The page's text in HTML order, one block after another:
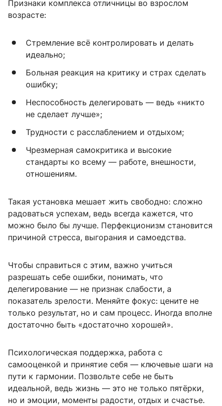
Признаки комплекса отличницы во взрослом
возрасте:
Стремление всё контролировать и делать
идеально;
Больная реакция на критику и страх сделать
ошибку;
Неспособность делегировать — ведь «никто
не сделает лучше»;
Трудности с расслаблением и отдыхом;
Чрезмерная самокритика и высокие
стандарты ко всему — работе, внешности,
отношениям.
Такая установка мешает жить свободно: сложно
радоваться успехам, ведь всегда кажется, что
можно было бы лучше. Перфекционизм становится
причиной стресса, выгорания и самоедства.
Чтобы справиться с этим, важно учиться
разрешать себе ошибки, понимать, что
делегирование — не признак слабости, а
показатель зрелости. Меняйте фокус: цените не
только результат, но и сам процесс. Иногда вполне
достаточно быть «достаточно хорошей».
Психологическая поддержка, работа с
самооценкой и принятие себя — ключевые шаги на
пути к гармонии. Позвольте себе не быть
идеальной, ведь жизнь — это не только пятёрки,
но и эмоции, моменты радости, отдых и счастье.